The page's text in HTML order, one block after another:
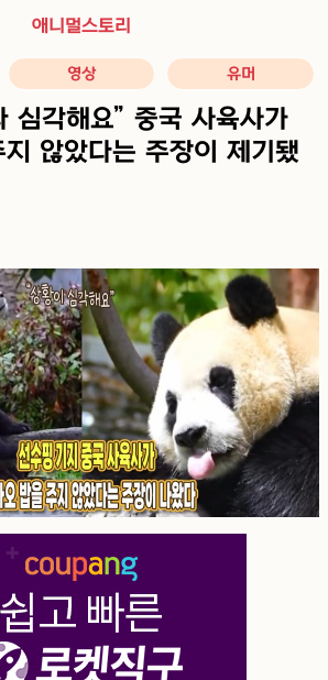
애니멀스토리
영상 유머
심각해요” 중국 사육사가
않았다는 주장이 제기됐